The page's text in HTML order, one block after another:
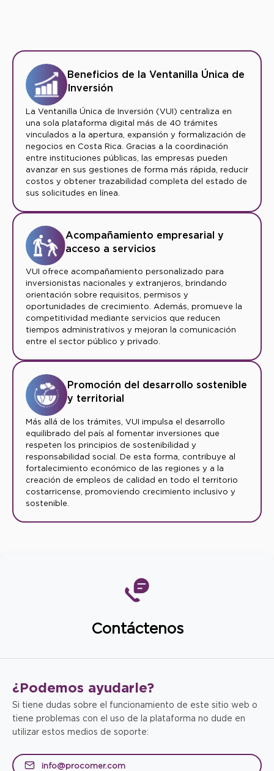
Beneficios de la Ventanilla Única de
Inversión
La Ventanilla Única de Inversión (VUI) centraliza en
una sola plataforma digital más de 40 trámites
vinculados a la apertura, expansión y formalización de
negocios en Costa Rica. Gracias a la coordinación
entre instituciones públicas, las empresas pueden
avanzar en sus gestiones de forma más rápida, reducir
costos y obtener trazabilidad completa del estado de
sus solicitudes en línea.
Acompañamiento empresarial y
acceso a servicios
VUI ofrece acompañamiento personalizado para
inversionistas nacionales y extranjeros, brindando
orientación sobre requisitos, permisos y
oportunidades de crecimiento. Además, promueve la
competitividad mediante servicios que reducen
tiempos administrativos y mejoran la comunicación
entre el sector público y privado.
Promoción del desarrollo sostenible
y territorial
Más allá de los trámites, VUI impulsa el desarrollo
equilibrado del país al fomentar inversiones que
respeten los principios de sostenibilidad y
responsabilidad social. De esta forma, contribuye al
fortalecimiento económico de las regiones y a la
creación de empleos de calidad en todo el territorio
costarricense, promoviendo crecimiento inclusivo y
sostenible.
Contáctenos
¿Podemos ayudarle?
Si tiene dudas sobre el funcionamiento de este sitio web o
tiene problemas con el uso de la plataforma no dude en
utilizar estos medios de soporte:
info@procomer.com